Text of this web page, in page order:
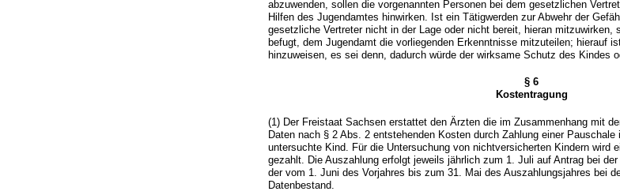
abzuwenden, sollen die vorgenannten Personen bei dem gesetzlichen
Hilfen des Jugendamtes hinwirken. Ist ein Tätigwerden zur Abwehr der
gesetzliche Vertreter nicht in der Lage oder nicht bereit, hieran mitzuwirken,
befugt, dem Jugendamt die vorliegenden Erkenntnisse mitzuteilen; hierauf
hinzuweisen, es sei denn, dadurch würde der wirksame Schutz des Kindes
§ 6
Kostentragung
(1) Der Freistaat Sachsen erstattet den Ärzten die im Zusammenhang mit
Daten nach § 2 Abs. 2 entstehenden Kosten durch Zahlung einer
untersuchte Kind. Für die Untersuchung von nichtversicherten Kindern wird
gezahlt. Die Auszahlung erfolgt jeweils jährlich zum 1. Juli auf Antrag bei
der vom 1. Juni des Vorjahres bis zum 31. Mai des Auszahlungsjahres bei
Datenbestand.